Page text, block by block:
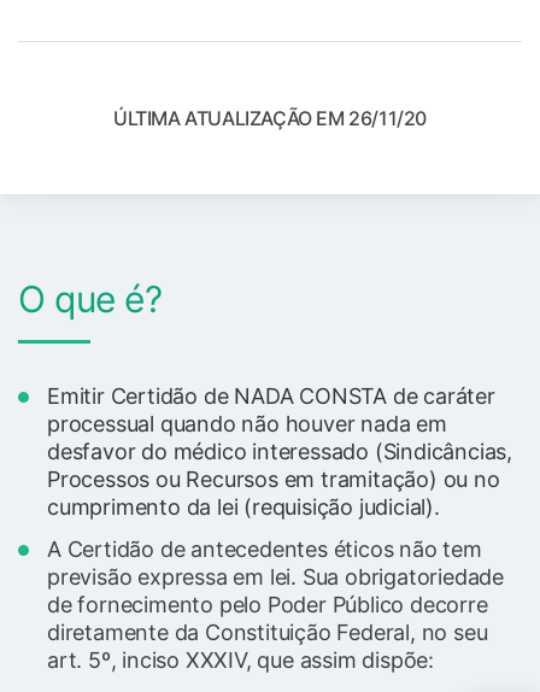
ÚLTIMA ATUALIZAÇÃO EM 26/11/20
O que é?
Emitir Certidão de NADA CONSTA de caráter
processual quando não houver nada em
desfavor do médico interessado (Sindicâncias,
Processos ou Recursos em tramitação) ou no
cumprimento da lei (requisição judicial).
A Certidão de antecedentes éticos não tem
previsão expressa em lei. Sua obrigatoriedade
de fornecimento pelo Poder Público decorre
diretamente da Constituição Federal, no seu
art. 5º, inciso XXXIV, que assim dispõe: